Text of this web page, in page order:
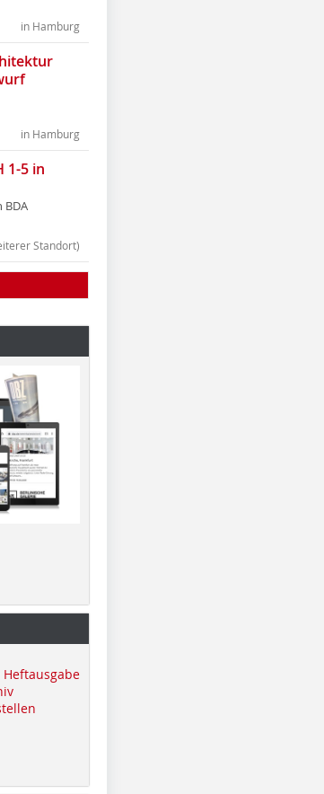
in Hamburg
in Hamburg
1-5 in
BDA
Standort)
Heftausgabe